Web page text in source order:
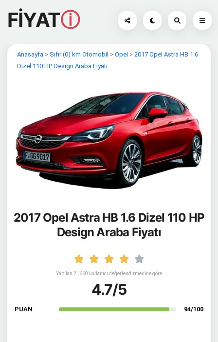
FİYATⓘ
Anasayfa > Sıfır (0) km Otomobil > Opel > 2017 Opel Astra HB 1.6
Dizel 110 HP Design Araba Fiyatı
2017 Opel Astra HB 1.6 Dizel 110 HP
Design Araba Fiyatı
Yapılan 21668 kullanıcı değerlendirmesine göre
4.7/5
PUAN 94/100